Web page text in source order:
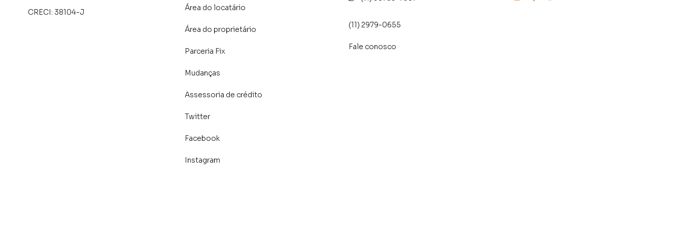
CRECI: 38104-J
Área do locatário
Área do proprietário
Parceria Fix
Mudanças
Assessoria de crédito
Twitter
Facebook
Instagram
(11) 2979-0655
Fale conosco